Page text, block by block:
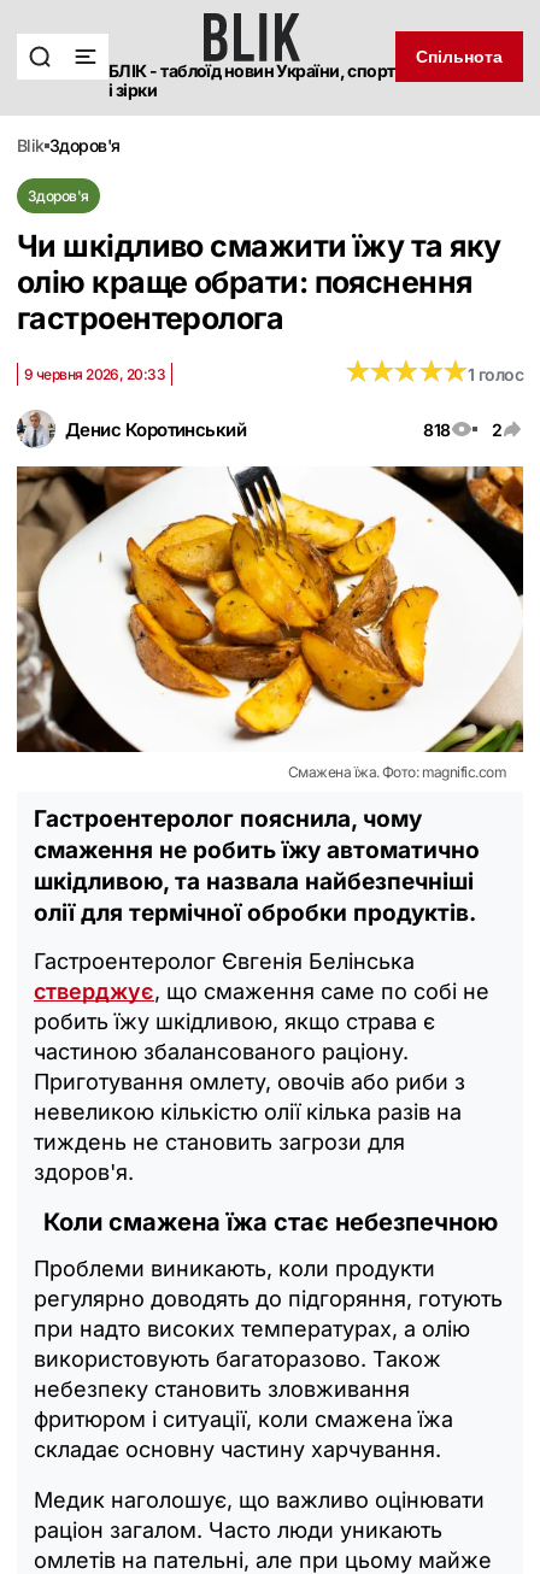
БЛІК - таблоїд новин України, спорт
і зірки
Спільнота
blik здоров'я
Здоров'я
Чи шкідливо смажити їжу та яку
олію краще обрати: пояснення
гастроентеролога
Денис Коротинський 818 2
9 червня 2026, 20:33 ★★★★★
★★★★★1 голос
Смажена їжа. Фото: magnific.com
Гастроентеролог пояснила, чому
смаження не робить їжу автоматично
шкідливою, та назвала найбезпечніші
олії для термічної обробки продуктів.
Гастроентеролог Євгенія Белінська
стверджує, що смаження саме по собі не
робить їжу шкідливою, якщо страва є
частиною збалансованого раціону.
Приготування омлету, овочів або риби з
невеликою кількістю олії кілька разів на
тиждень не становить загрози для
здоров'я.
Коли смажена їжа стає небезпечною
Проблеми виникають, коли продукти
регулярно доводять до підгоряння, готують
при надто високих температурах, а олію
використовують багаторазово. Також
небезпеку становить зловживання
фритюром і ситуації, коли смажена їжа
складає основну частину харчування.
Медик наголошує, що важливо оцінювати
раціон загалом. Часто люди уникають
омлетів на пательні, але при цьому майже